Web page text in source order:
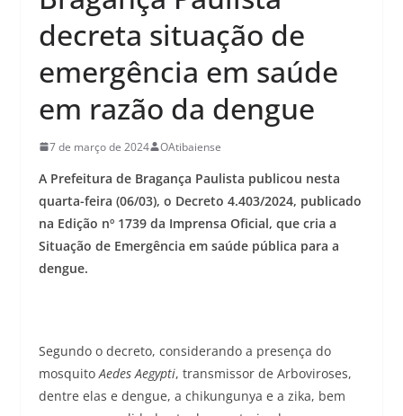
decreta situação de
emergência em saúde
em razão da dengue
7 de março de 2024 OAtibaiense
A Prefeitura de Bragança Paulista publicou nesta
quarta-feira (06/03), o Decreto 4.403/2024, publicado
na Edição nº 1739 da Imprensa Oficial, que cria a
Situação de Emergência em saúde pública para a
dengue.
Segundo o decreto, considerando a presença do
mosquito Aedes Aegypti, transmissor de Arboviroses,
dentre elas e dengue, a chikungunya e a zika, bem